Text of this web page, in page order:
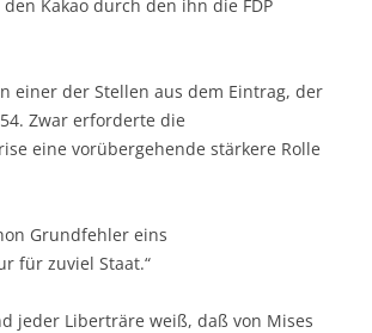
den Kakao durch den ihn die FDP
einer der Stellen aus dem Eintrag, der
Zwar erforderte die
eine vorübergehende stärkere Rolle
Grundfehler eins
für zuviel Staat.“
jeder Liberträre weiß, daß von Mises